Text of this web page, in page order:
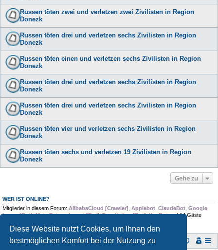
Diese Website nutzt Cookies, um Ihnen den
bestmöglichen Komfort bei der Nutzung zu
Russen töten zwei und verletzen zwei Zivilisten in Region
Donezk
Russen töten drei und verletzen sechs Zivilisten in Region
Donezk
Russen töten einen und verletzen sechs Zivilisten in Region
Donezk
Russen töten drei und verletzen sechs Zivilisten in Region
Donezk
Russen töten drei und verletzen sechs Zivilisten in Region
Donezk
Russen töten vier und verletzen sechs Zivilisten in Region
Donezk
Russen töten sechs und verletzen 19 Zivilisten in Region
Donezk
Gehe zu
WER IST ONLINE?
Mitglieder in diesem Forum: AlibabaCloud [Crawler] Applebot ClaudeBot Google
Image [Bot],Meta Externalagent [Bot],Trendiction [Bot],YouBotund 14 Gäste
Foren-Übersicht